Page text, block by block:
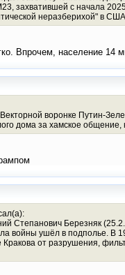
захватившей с начала
неразберихой" в
Впрочем, население 14
воронке Путин-
дома за хамское
Степанович Березняк
войны ушёл в подполье. В
от разрушения,